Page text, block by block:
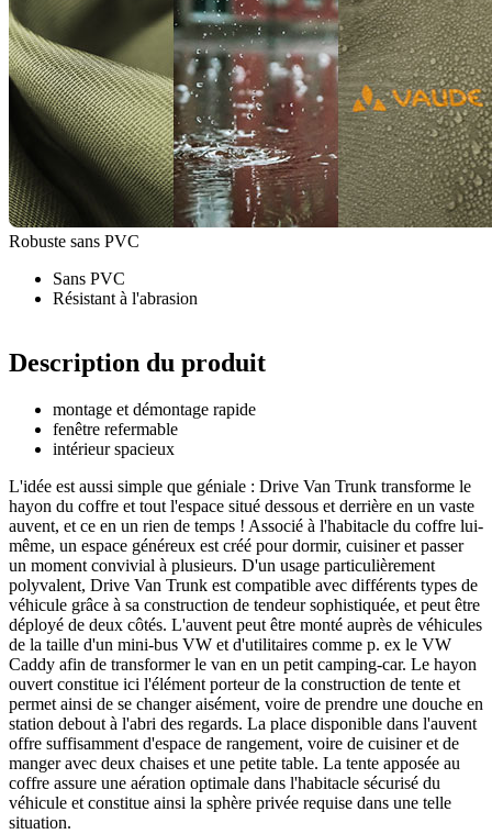
Robuste sans PVC
Sans PVC
Résistant à l'abrasion
Description du produit
montage et démontage rapide
fenêtre refermable
intérieur spacieux
L'idée est aussi simple que géniale : Drive Van Trunk transforme le
hayon du coffre et tout l'espace situé dessous et derrière en un vaste
auvent, et ce en un rien de temps ! Associé à l'habitacle du coffre lui-
même, un espace généreux est créé pour dormir, cuisiner et passer
un moment convivial à plusieurs. D'un usage particulièrement
polyvalent, Drive Van Trunk est compatible avec différents types de
véhicule grâce à sa construction de tendeur sophistiquée, et peut être
déployé de deux côtés. L'auvent peut être monté auprès de véhicules
de la taille d'un mini-bus VW et d'utilitaires comme p. ex le VW
Caddy afin de transformer le van en un petit camping-car. Le hayon
ouvert constitue ici l'élément porteur de la construction de tente et
permet ainsi de se changer aisément, voire de prendre une douche en
station debout à l'abri des regards. La place disponible dans l'auvent
offre suffisamment d'espace de rangement, voire de cuisiner et de
manger avec deux chaises et une petite table. La tente apposée au
coffre assure une aération optimale dans l'habitacle sécurisé du
véhicule et constitue ainsi la sphère privée requise dans une telle
situation.